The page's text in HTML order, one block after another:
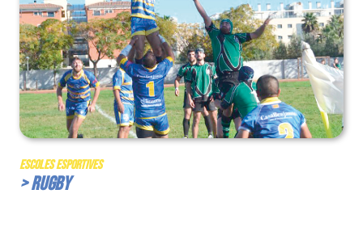
Escoles Esportives
> Rugby